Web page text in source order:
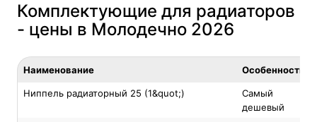
Комплектующие для радиаторов
- цены в Молодечно 2026
Наименование Особенность
Ниппель радиаторный 25 (1&quot;)
Самый
дешевый